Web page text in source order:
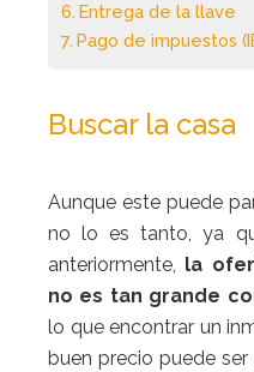
Entrega de la llave
Pago de impuestos
Buscar la casa
Aunque este puede
no lo es tanto, ya
anteriormente, la
no es tan grande
lo que encontrar un
buen precio puede